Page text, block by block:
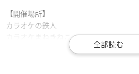
【開催場所】
カラオケの鉄人
カラオケまねきねこ